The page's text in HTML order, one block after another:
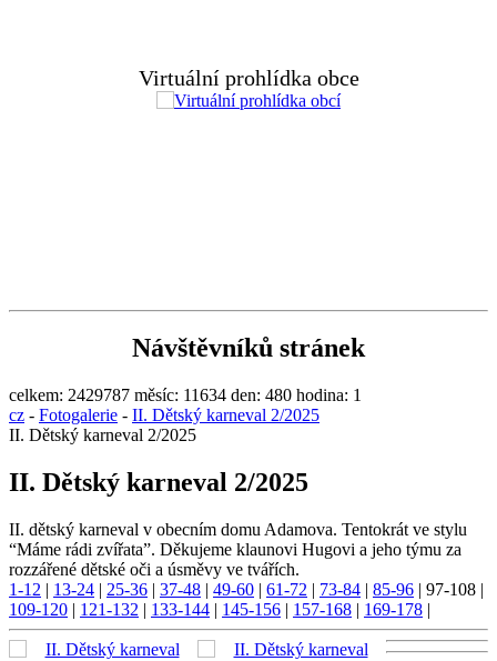
Virtuální prohlídka obce
Návštěvníků stránek
celkem: 2429787 měsíc: 11634 den: 480 hodina: 1
cz - Fotogalerie - II. Dětský karneval 2/2025
II. Dětský karneval 2/2025
II. Dětský karneval 2/2025
II. dětský karneval v obecním domu Adamova. Tentokrát ve stylu
“Máme rádi zvířata”. Děkujeme klaunovi Hugovi a jeho týmu za
rozzářené dětské oči a úsměvy ve tvářích.
1-12 | 13-24 | 25-36 | 37-48 | 49-60 | 61-72 | 73-84 | 85-96 | 97-108 |
109-120 | 121-132 | 133-144 | 145-156 | 157-168 | 169-178 |